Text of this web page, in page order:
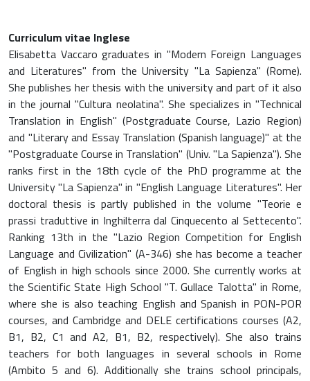
Curriculum vitae Inglese
Elisabetta Vaccaro graduates in "Modern Foreign Languages
and Literatures" from the University "La Sapienza" (Rome).
She publishes her thesis with the university and part of it also
in the journal "Cultura neolatina". She specializes in "Technical
Translation in English" (Postgraduate Course, Lazio Region)
and "Literary and Essay Translation (Spanish language)" at the
"Postgraduate Course in Translation" (Univ. "La Sapienza"). She
ranks first in the 18th cycle of the PhD programme at the
University "La Sapienza" in "English Language Literatures". Her
doctoral thesis is partly published in the volume "Teorie e
prassi traduttive in Inghilterra dal Cinquecento al Settecento".
Ranking 13th in the "Lazio Region Competition for English
Language and Civilization" (A-346) she has become a teacher
of English in high schools since 2000. She currently works at
the Scientific State High School "T. Gullace Talotta" in Rome,
where she is also teaching English and Spanish in PON-POR
courses, and Cambridge and DELE certifications courses (A2,
B1, B2, C1 and A2, B1, B2, respectively). She also trains
teachers for both languages in several schools in Rome
(Ambito 5 and 6). Additionally she trains school principals,